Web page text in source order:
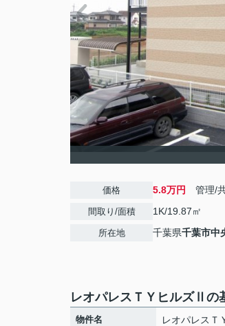
価格 5.8万円 管理/
間取り/面積 1K/19.87㎡
所在地 千葉県千葉市中
レオパレスＴＹヒルズⅡの
物件名 レオパレスＴ